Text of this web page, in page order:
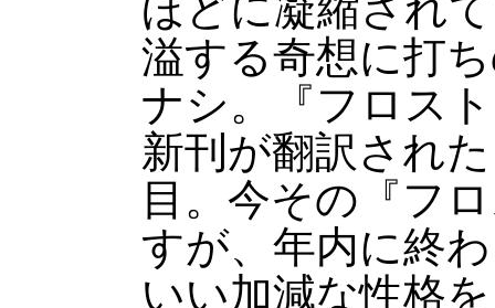
溢する奇想に打
ナシ。『フロス
新刊が翻訳され
目。今その『フ
すが、年内に終
いい加減な性格